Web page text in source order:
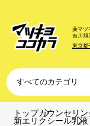
薬マツ
吉川旭
東京都
トップカウンセリン
新エリクシール乳液